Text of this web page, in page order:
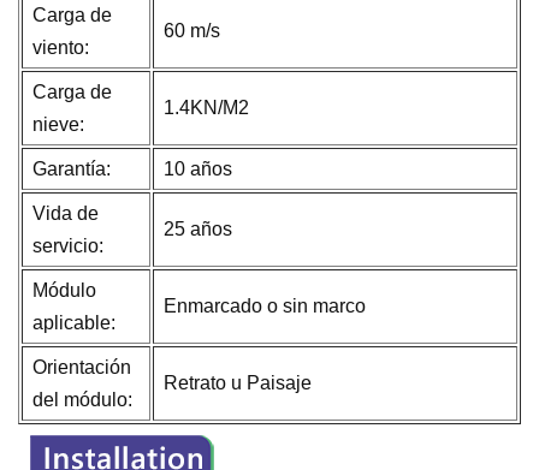
Carga de
viento:
60 m/s
Carga de
nieve:
1.4KN/M2
Garantía: 10 años
Vida de
servicio:
25 años
Módulo
aplicable:
Enmarcado o sin marco
Orientación
del módulo:
Retrato u Paisaje